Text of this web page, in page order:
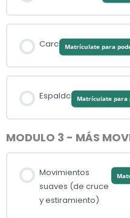
Cara Matrículate para
Espalda Matrículate para
MODULO 3 - MÁS
Movimientos
suaves (de cruce
y estiramiento)